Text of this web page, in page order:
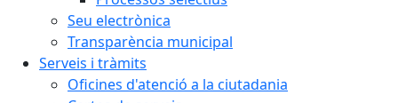
Seu electrònica
Transparència municipal
Serveis i tràmits
Oficines d'atenció a la ciutadania